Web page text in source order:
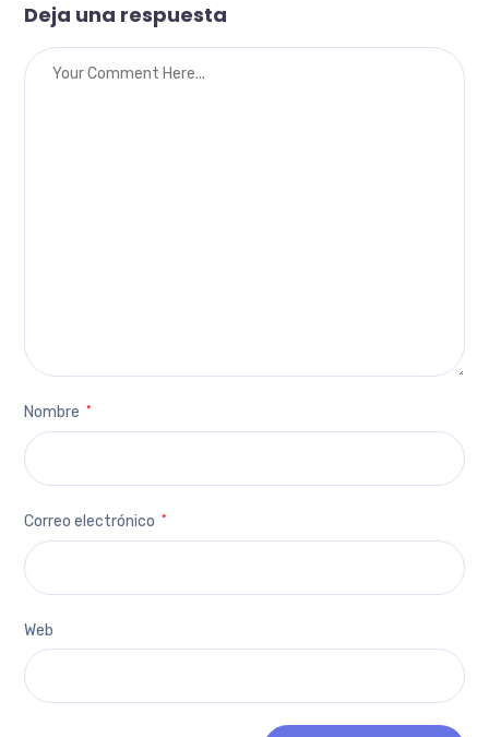
Deja una respuesta
Nombre *
Correo electrónico *
Web